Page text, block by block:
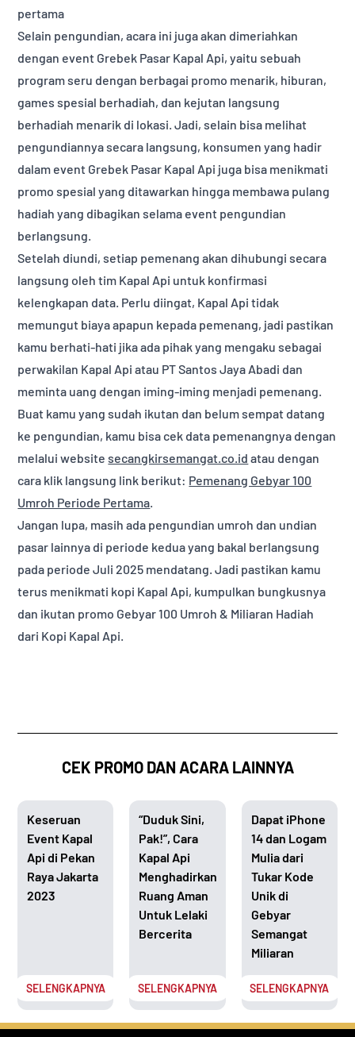
pertama
Selain pengundian, acara ini juga akan dimeriahkan
dengan event Grebek Pasar Kapal Api, yaitu sebuah
program seru dengan berbagai promo menarik, hiburan,
games spesial berhadiah, dan kejutan langsung
berhadiah menarik di lokasi. Jadi, selain bisa melihat
pengundiannya secara langsung, konsumen yang hadir
dalam event Grebek Pasar Kapal Api juga bisa menikmati
promo spesial yang ditawarkan hingga membawa pulang
hadiah yang dibagikan selama event pengundian
berlangsung.
Setelah diundi, setiap pemenang akan dihubungi secara
langsung oleh tim Kapal Api untuk konfirmasi
kelengkapan data. Perlu diingat, Kapal Api tidak
memungut biaya apapun kepada pemenang, jadi pastikan
kamu berhati-hati jika ada pihak yang mengaku sebagai
perwakilan Kapal Api atau PT Santos Jaya Abadi dan
meminta uang dengan iming-iming menjadi pemenang.
Buat kamu yang sudah ikutan dan belum sempat datang
ke pengundian, kamu bisa cek data pemenangnya dengan
melalui website secangkirsemangat.co.id atau dengan
cara klik langsung link berikut: Pemenang Gebyar 100
Umroh Periode Pertama.
Jangan lupa, masih ada pengundian umroh dan undian
pasar lainnya di periode kedua yang bakal berlangsung
pada periode Juli 2025 mendatang. Jadi pastikan kamu
terus menikmati kopi Kapal Api, kumpulkan bungkusnya
dan ikutan promo Gebyar 100 Umroh & Miliaran Hadiah
dari Kopi Kapal Api.
CEK PROMO DAN ACARA LAINNYA
Keseruan
Event Kapal
Api di Pekan
Raya Jakarta
2023
SELENGKAPNYA
“Duduk Sini,
Pak!”, Cara
Kapal Api
Menghadirkan
Ruang Aman
Untuk Lelaki
Bercerita
SELENGKAPNYA
Dapat iPhone
14 dan Logam
Mulia dari
Tukar Kode
Unik di
Gebyar
Semangat
Miliaran
SELENGKAPNYA